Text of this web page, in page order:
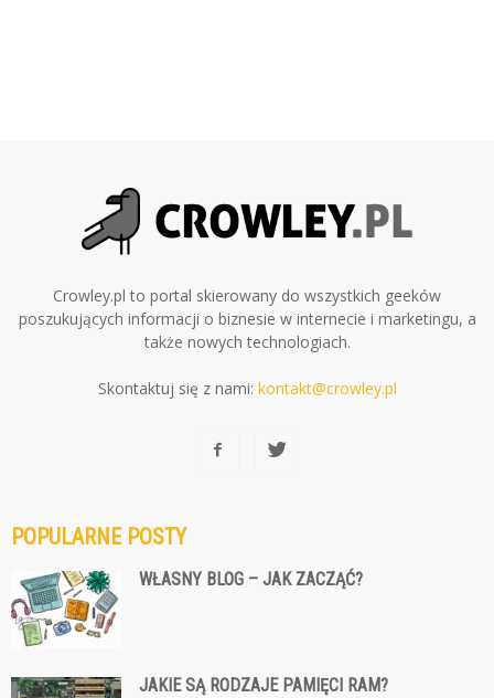
Crowley.pl to portal skierowany do wszystkich geeków
poszukujących informacji o biznesie w internecie i marketingu, a
także nowych technologiach.
Skontaktuj się z nami: kontakt@crowley.pl
POPULARNE POSTY
WŁASNY BLOG – JAK ZACZĄĆ?
JAKIE SĄ RODZAJE PAMIĘCI RAM?